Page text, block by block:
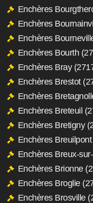
Enchères
Enchères
Enchères
Enchères Bourth
Enchères Bray
Enchères Brestot
Enchères
Enchères Breteuil
Enchères Bretigny
Enchères
Enchères Breux-
Enchères Brionne
Enchères Broglie
Enchères Brosville